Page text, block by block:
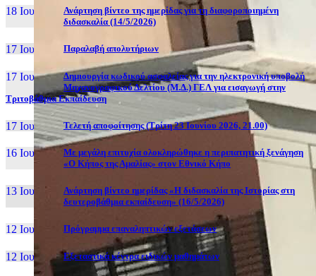
18 Ιουν, 26
Ανάρτηση βίντεο της ημερίδας για τη διαφοροποιημένη
διδασκαλία (14/5/2026)
17 Ιουν, 26 Παραλαβή απολυτήριων
17 Ιουν, 26
Δημιουργία κωδικού ασφαλείας για την ηλεκτρονική υποβολή
Μηχανογραφικού Δελτίου (Μ.Δ.) ΓΕΛ για εισαγωγή στην
Τριτοβάθμια Εκπαίδευση
17 Ιουν, 26 Τελετή αποφοίτησης (Τρίτη 23 Ιουνίου 2026, 21.00)
16 Ιουν, 26
Με μεγάλη επιτυχία ολοκληρώθηκε η περιπατητική ξενάγηση
«Ο Κήπος της Αμαλίας» στον Εθνικό Κήπο
13 Ιουν, 26
Ανάρτηση βίντεο ημερίδας «Η διδασκαλία της Ιστορίας στη
δευτεροβάθμια εκπαίδευση» (16/5/2026)
12 Ιουν, 26 Πρόγραμμα επαναληπτικών εξετάσεων
12 Ιουν, 26 Εξεταστικά κέντρα ειδικών μαθημάτων